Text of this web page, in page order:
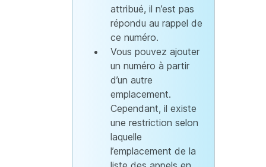
attribué, il n’est pas
répondu au rappel de
ce numéro.
Vous pouvez ajouter
un numéro à partir
d’un autre
emplacement.
Cependant, il existe
une restriction selon
laquelle
l’emplacement de la